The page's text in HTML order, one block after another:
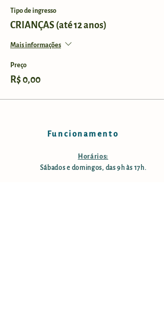
Tipo de ingresso
CRIANÇAS (até 12 anos)
Mais informações
Preço
R$ 0,00
Funcionamento
Horários:
Sábados e domingos, das 9h às 17h.